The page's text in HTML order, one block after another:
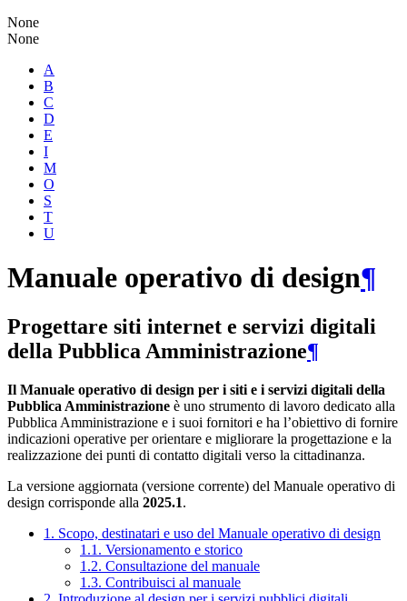
None
None
A
B
C
D
E
I
M
O
S
T
U
Manuale operativo di design¶
Progettare siti internet e servizi digitali
della Pubblica Amministrazione¶
Il Manuale operativo di design per i siti e i servizi digitali della
Pubblica Amministrazione è uno strumento di lavoro dedicato alla
Pubblica Amministrazione e i suoi fornitori e ha l’obiettivo di fornire
indicazioni operative per orientare e migliorare la progettazione e la
realizzazione dei punti di contatto digitali verso la cittadinanza.
La versione aggiornata (versione corrente) del Manuale operativo di
design corrisponde alla 2025.1.
1. Scopo, destinatari e uso del Manuale operativo di design
1.1. Versionamento e storico
1.2. Consultazione del manuale
1.3. Contribuisci al manuale